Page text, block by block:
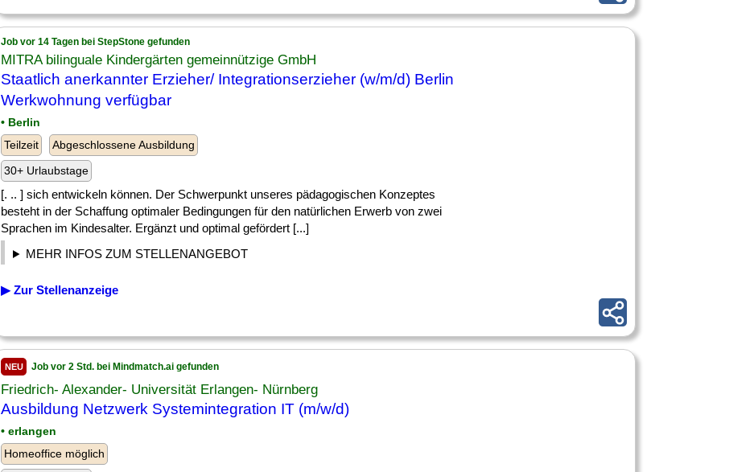
Job vor 14 Tagen bei StepStone gefunden
MITRA bilinguale Kindergärten gemeinnützige GmbH
Staatlich anerkannter Erzieher/ Integrationserzieher (w/m/d) Berlin
Werkwohnung verfügbar
• Berlin
Teilzeit
Abgeschlossene Ausbildung
30+ Urlaubstage
[. .. ] sich entwickeln können. Der Schwerpunkt unseres pädagogischen Konzeptes
besteht in der Schaffung optimaler Bedingungen für den natürlichen Erwerb von zwei
Sprachen im Kindesalter. Ergänzt und optimal gefördert [...]
MEHR INFOS ZUM STELLENANGEBOT
▶ Zur Stellenanzeige
NEU Job vor 2 Std. bei Mindmatch.ai gefunden
Friedrich- Alexander- Universität Erlangen- Nürnberg
Ausbildung Netzwerk Systemintegration IT (m/w/d)
• erlangen
Homeoffice möglich